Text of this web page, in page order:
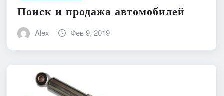
Поиск и продажа автомобилей
Alex Фев 9, 2019